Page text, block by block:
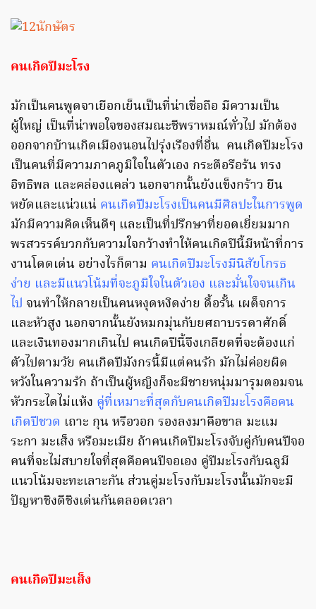
คนเกิดปีมะโรง
มักเป็นคนพูดจาเยือกเย็นเป็นที่น่าเชื่อถือ มีความเป็น
ผู้ใหญ่ เป็นที่น่าพอใจของสมณะชีพราหมณ์ทั่วไป มักต้อง
ออกจากบ้านเกิดเมืองนอนไปรุ่งเรืองที่อื่น คนเกิดปีมะโรง
เป็นคนที่มีความภาคภูมิใจในตัวเอง กระตือรือร้น ทรง
อิทธิพล และคล่องแคล่ว นอกจากนั้นยังแข็งกร้าว ยืน
หยัดและแน่วแน่ คนเกิดปีมะโรงเป็นคนมีศิลปะในการพูด
มักมีความคิดเห็นดีๆ และเป็นที่ปรึกษาที่ยอดเยี่ยมมาก
พรสวรรค์บวกกับความใจกว้างทำให้คนเกิดปีนี้มีหน้าที่การ
งานโดดเด่น อย่างไรก็ตาม คนเกิดปีมะโรงมีนิสัยโกรธ
ง่าย และมีแนวโน้มที่จะภูมิใจในตัวเอง และมั่นใจจนเกิน
ไป จนทำให้กลายเป็นคนหงุดหงิดง่าย ดื้อรั้น เผด็จการ
และหัวสูง นอกจากนั้นยังหมกมุ่นกับยศถาบรรดาศักดิ์
และเงินทองมากเกินไป คนเกิดปีนี้จึงเกลียดที่จะต้องแก่
ตัวไปตามวัย คนเกิดปีมังกรนี้มีแต่คนรัก มักไม่ค่อยผิด
หวังในความรัก ถ้าเป็นผู้หญิงก็จะมีชายหนุ่มมารุมตอมจน
หัวกระไดไม่แห้ง คู่ที่เหมาะที่สุดกับคนเกิดปีมะโรงคือคน
เกิดปีชวด เถาะ กุน หรือวอก รองลงมาคือขาล มะแม
ระกา มะเส็ง หรือมะเมีย ถ้าคนเกิดปีมะโรงจับคู่กับคนปีจอ
คนที่จะไม่สบายใจที่สุดคือคนปีจอเอง คู่ปีมะโรงกับฉลูมี
แนวโน้มจะทะเลาะกัน ส่วนคู่มะโรงกับมะโรงนั้นมักจะมี
ปัญหาชิงดีชิงเด่นกันตลอดเวลา
คนเกิดปีมะเส็ง